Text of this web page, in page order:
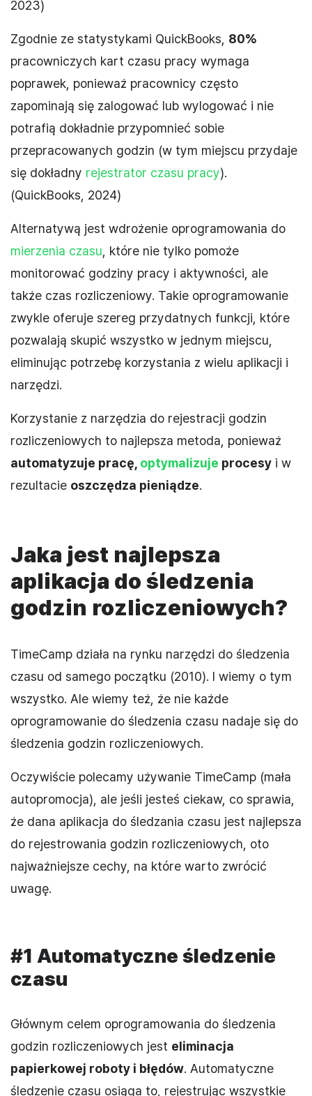
2023)
Zgodnie ze statystykami QuickBooks, 80%
pracowniczych kart czasu pracy wymaga
poprawek, ponieważ pracownicy często
zapominają się zalogować lub wylogować i nie
potrafią dokładnie przypomnieć sobie
przepracowanych godzin (w tym miejscu przydaje
się dokładny rejestrator czasu pracy).
(QuickBooks, 2024)
Alternatywą jest wdrożenie oprogramowania do
mierzenia czasu , które nie tylko pomoże
monitorować godziny pracy i aktywności, ale
także czas rozliczeniowy. Takie oprogramowanie
zwykle oferuje szereg przydatnych funkcji, które
pozwalają skupić wszystko w jednym miejscu,
eliminując potrzebę korzystania z wielu aplikacji i
narzędzi.
Korzystanie z narzędzia do rejestracji godzin
rozliczeniowych to najlepsza metoda, ponieważ
automatyzuje pracę, optymalizuje procesy i w
rezultacie oszczędza pieniądze.
Jaka jest najlepsza
aplikacja do śledzenia
godzin rozliczeniowych?
TimeCamp działa na rynku narzędzi do śledzenia
czasu od samego początku (2010). I wiemy o tym
wszystko. Ale wiemy też, że nie każde
oprogramowanie do śledzenia czasu nadaje się do
śledzenia godzin rozliczeniowych.
Oczywiście polecamy używanie TimeCamp (mała
autopromocja), ale jeśli jesteś ciekaw, co sprawia,
że dana aplikacja do śledzania czasu jest najlepsza
do rejestrowania godzin rozliczeniowych, oto
najważniejsze cechy, na które warto zwrócić
uwagę.
#1 Automatyczne śledzenie
czasu
Głównym celem oprogramowania do śledzenia
godzin rozliczeniowych jest eliminacja
papierkowej roboty i błędów. Automatyczne
śledzenie czasu osiąga to, rejestrując wszystkie